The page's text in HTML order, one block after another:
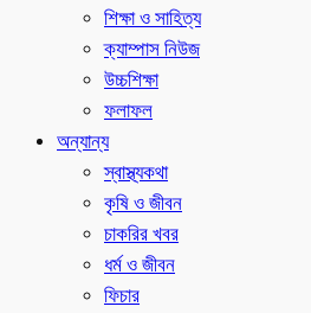
শিক্ষা ও সাহিত্য
ক্যাম্পাস নিউজ
উচ্চশিক্ষা
ফলাফল
অন্যান্য
স্বাস্থ্যকথা
কৃষি ও জীবন
চাকরির খবর
ধর্ম ও জীবন
ফিচার